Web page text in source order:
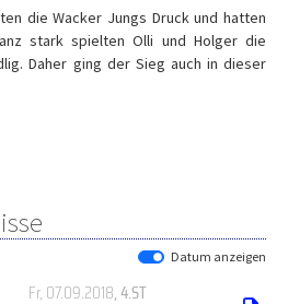
die Wacker Jungs Druck und hatten
stark spielten Olli und Holger die
Daher ging der Sieg auch in dieser
Datum anzeigen
Fr, 07.09.2018, 4.ST